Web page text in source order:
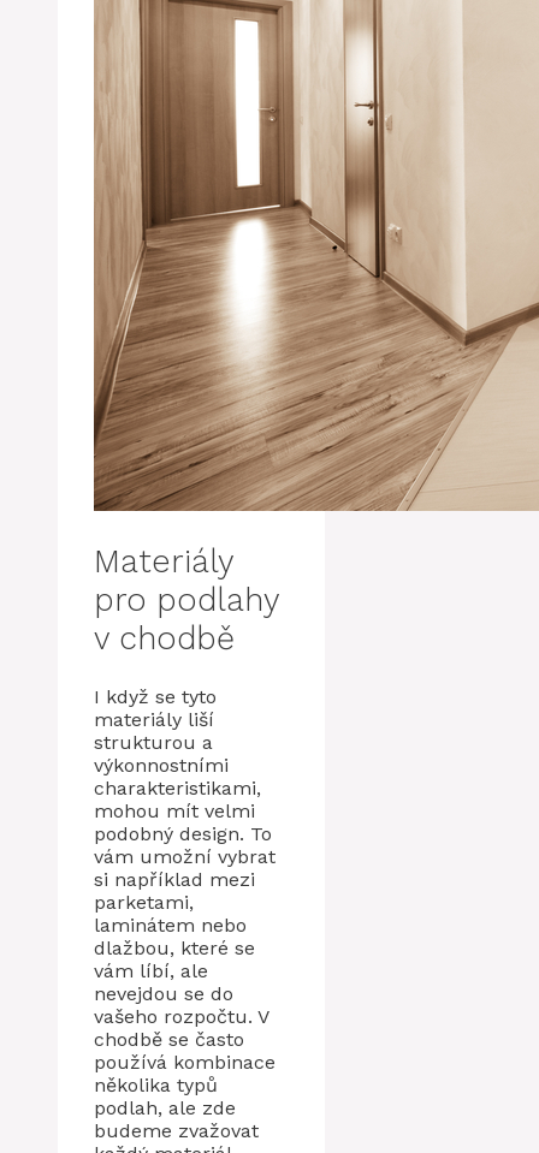
Materiály
pro podlahy
v chodbě
I když se tyto
materiály liší
strukturou a
výkonnostními
charakteristikami,
mohou mít velmi
podobný design. To
vám umožní vybrat
si například mezi
parketami,
laminátem nebo
dlažbou, které se
vám líbí, ale
nevejdou se do
vašeho rozpočtu. V
chodbě se často
používá kombinace
několika typů
podlah, ale zde
budeme zvažovat